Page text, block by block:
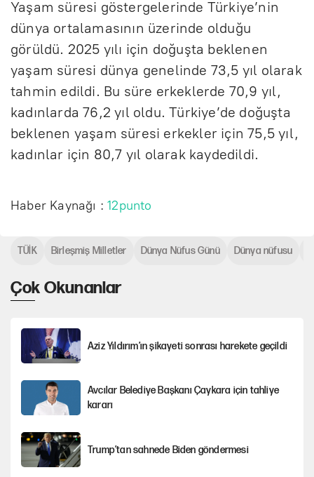
Yaşam süresi göstergelerinde Türkiye’nin
dünya ortalamasının üzerinde olduğu
görüldü. 2025 yılı için doğuşta beklenen
yaşam süresi dünya genelinde 73,5 yıl olarak
tahmin edildi. Bu süre erkeklerde 70,9 yıl,
kadınlarda 76,2 yıl oldu. Türkiye’de doğuşta
beklenen yaşam süresi erkekler için 75,5 yıl,
kadınlar için 80,7 yıl olarak kaydedildi.
Haber Kaynağı :12punto
Çok Okunanlar
Aziz Yıldırım’ın şikayeti sonrası harekete geçildi
Avcılar Belediye Başkanı Çaykara için tahliye
kararı
Trump’tan sahnede Biden göndermesi
TÜİK Birleşmiş Milletler Dünya Nüfus Günü Dünya nüfusu